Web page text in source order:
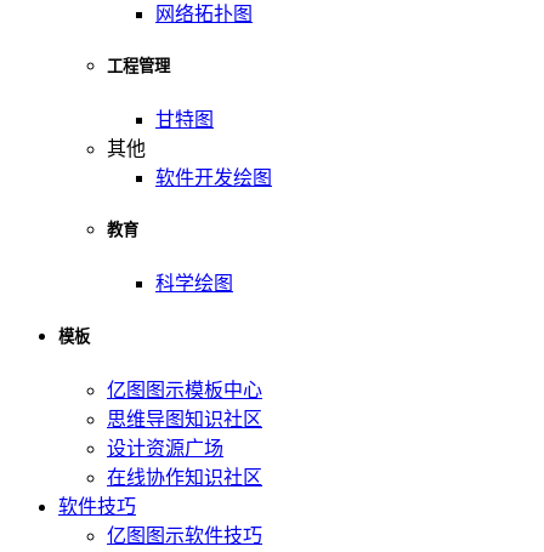
网络拓扑图
工程管理
甘特图
其他
软件开发绘图
教育
科学绘图
模板
亿图图示模板中心
思维导图知识社区
设计资源广场
在线协作知识社区
软件技巧
亿图图示软件技巧